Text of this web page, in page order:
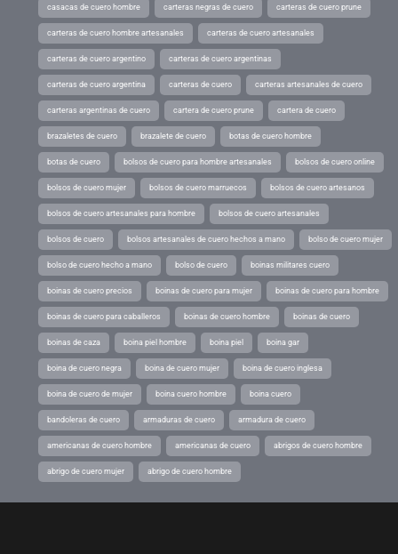
casacas de cuero hombre carteras negras de cuero carteras de cuero prune
carteras de cuero hombre artesanales carteras de cuero artesanales
carteras de cuero argentino carteras de cuero argentinas
carteras de cuero argentina carteras de cuero carteras artesanales de cuero
carteras argentinas de cuero cartera de cuero prune cartera de cuero
brazaletes de cuero brazalete de cuero botas de cuero hombre
botas de cuero bolsos de cuero para hombre artesanales bolsos de cuero online
bolsos de cuero mujer bolsos de cuero marruecos bolsos de cuero artesanos
bolsos de cuero artesanales para hombre bolsos de cuero artesanales
bolsos de cuero bolsos artesanales de cuero hechos a mano bolso de cuero mujer
bolso de cuero hecho a mano bolso de cuero boinas militares cuero
boinas de cuero precios boinas de cuero para mujer boinas de cuero para hombre
boinas de cuero para caballeros boinas de cuero hombre boinas de cuero
boinas de caza boina piel hombre boina piel boina gar
boina de cuero negra boina de cuero mujer boina de cuero inglesa
boina de cuero de mujer boina cuero hombre boina cuero
bandoleras de cuero armaduras de cuero armadura de cuero
americanas de cuero hombre americanas de cuero abrigos de cuero hombre
abrigo de cuero mujer abrigo de cuero hombre